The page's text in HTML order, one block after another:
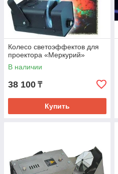
Колесо светоэффектов для
проектора «Меркурий»
В наличии
38 100 ₸
Купить